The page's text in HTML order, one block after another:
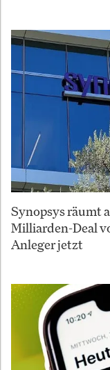
Synopsys räumt
Milliarden-Deal
Anleger jetzt